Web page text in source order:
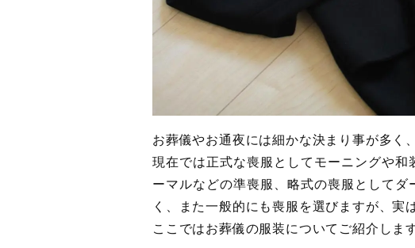
お葬儀やお通夜には細かな決まり事が多く
現在では正式な喪服としてモーニングや
ーマルなどの準喪服、略式の喪服として
く、また一般的にも喪服を選びますが、実
ここではお葬儀の服装についてご紹介します